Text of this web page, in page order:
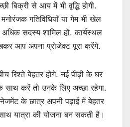
बिक्री से आय में भी वृद्धि होगी.
गतिविधियाँ या गेम भी खेल
सदस्य शामिल हों. कार्यस्थल
आप अपना प्रोजेक्ट पूरा करेंगे.
रिश्ते बेहतर होंगे. नई पीढ़ी के घर
करें तो उनके लिए अच्छा रहेगा.
के छात्र अपनी पढ़ाई में बेहतर
यात्रा की योजना बन सकती है।